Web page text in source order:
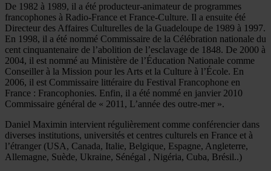
De 1982 à 1989, il a été producteur-animateur de programmes
francophones à Radio-France et France-Culture. Il a ensuite été
Directeur des Affaires Culturelles de la Guadeloupe de 1989 à 1997.
En 1998, il a été nommé Commissaire de la Célébration nationale du
cent cinquantenaire de l’abolition de l’esclavage de 1848. De 2000 à
2004, il est nommé au Ministère de l’Éducation Nationale comme
Conseiller à la Mission pour les Arts et la Culture à l’École. En
2006, il est Commissaire littéraire du Festival Francophone en
France : Francophonies. Enfin, il a été nommé en janvier 2010
Commissaire général de « 2011, L’année des outre-mer ».
Daniel Maximin intervient régulièrement comme conférencier dans
diverses institutions, universités et centres culturels en France et à
l’étranger (USA, Canada, Italie, Belgique, Espagne, Angleterre,
Allemagne, Suède, Ukraine, Sénégal , Nigéria, Cuba, Brésil..)